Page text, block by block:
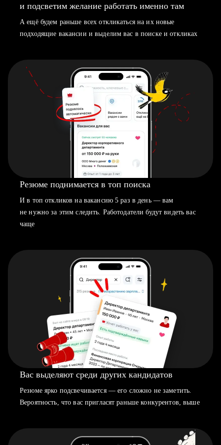
и подсветим желание работать именно там
А ещё будем раньше всех откликаться на их новые
подходящие вакансии и выделим вас в поиске и откликах
Резюме поднимается в топ поиска
И в топ откликов на вакансию 5 раз в день — вам
не нужно за этим следить. Работодатели будут видеть вас
чаще
Вас выделяют среди других кандидатов
Резюме ярко подсвечивается — его сложно не заметить.
Вероятность, что вас пригласят раньше конкурентов, выше